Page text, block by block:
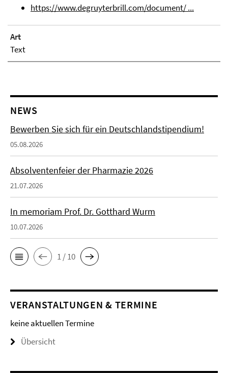
https://www.degruyterbrill.com/document/ ...
Art
Text
NEWS
Bewerben Sie sich für ein Deutschlandstipendium!
05.08.2026
Absolventenfeier der Pharmazie 2026
21.07.2026
In memoriam Prof. Dr. Gotthard Wurm
10.07.2026
1 / 10
VERANSTALTUNGEN & TERMINE
keine aktuellen Termine
Übersicht